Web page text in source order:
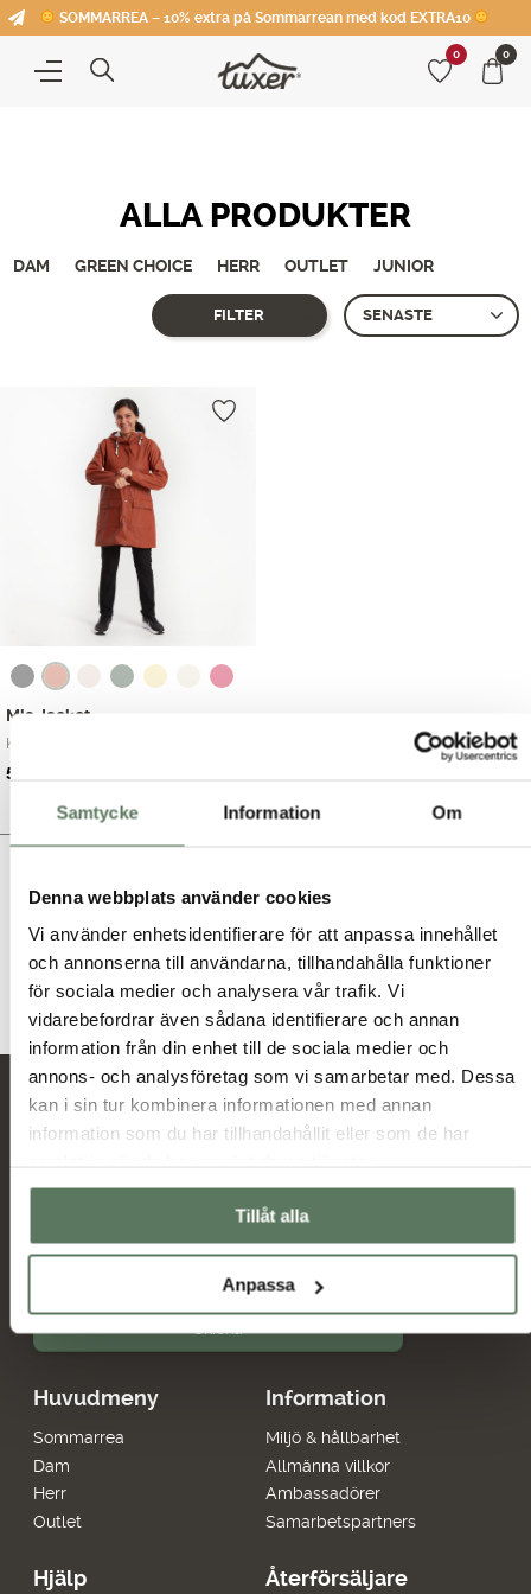
Samtycke Information Om
Denna webbplats använder cookies
Vi använder enhetsidentifierare för att anpassa innehållet
och annonserna till användarna, tillhandahålla funktioner
för sociala medier och analysera vår trafik. Vi
vidarebefordrar även sådana identifierare och annan
information från din enhet till de sociala medier och
annons- och analysföretag som vi samarbetar med. Dessa
kan i sin tur kombinera informationen med annan
information som du har tillhandahållit eller som de har
Tillåt alla
Anpassa
SOMMARREA – 10% extra på Sommarrean med kod EXTRA10
0 0
ALLA PRODUKTER
Endast ett sökresultat
FILTER
DAM GREEN CHOICE HERR OUTLET JUNIOR
Mia Jacket
Klassisk regnjacka...
Det
var:
599.00
Det
är:
Huvudmeny
Sommarrea
Dam
Herr
Outlet
Information
Miljö & hållbarhet
Allmänna villkor
Ambassadörer
Samarbetspartners
Hjälp Återförsäljare
Nyheter och erbjudanden
Jag har tagit del av hur Tuxer hanterar
uppgifterna som hämtas in via formuläret och jag